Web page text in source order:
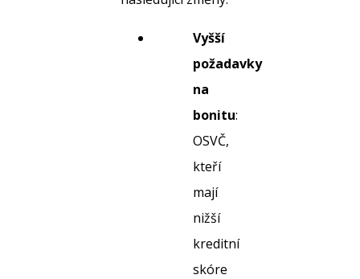
Vyšší
požadavky
na
bonitu:
OSVČ,
kteří
mají
nižší
kreditní
skóre